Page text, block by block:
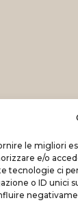
le migliori
e/o
tecnologie ci
o ID unici